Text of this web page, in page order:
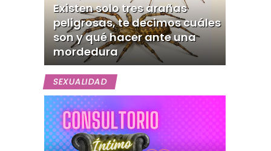
Existen solo tres arañas
peligrosas, te decimos cuáles
son y qué hacer ante una
mordedura
SEXUALIDAD